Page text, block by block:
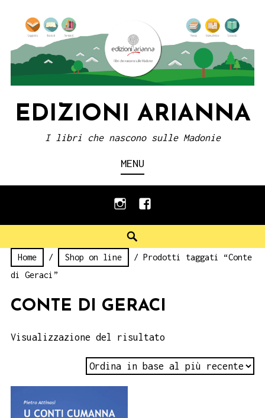
content
EDIZIONI ARIANNA
I libri che nascono sulle Madonie
MENU
instagramfacebook
Home / Shop on line
/ Prodotti taggati “Conte
di Geraci”
CONTE DI GERACI
Visualizzazione del risultato